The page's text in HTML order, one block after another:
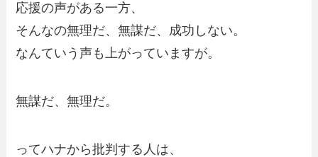
応援の声がある一方、
そんなの無理だ、無謀だ、成功しない。
なんていう声も上がっていますが。
無謀だ、無理だ。
ってハナから批判する人は、